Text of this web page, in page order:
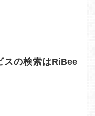
スの検索はRiBee